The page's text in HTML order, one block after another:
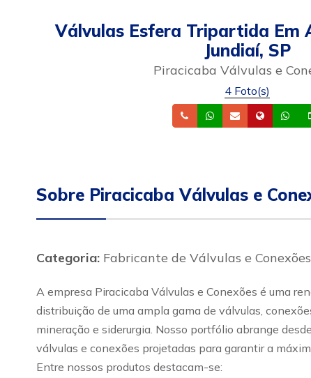
Válvulas Esfera Tripartida Em
Jundiaí, SP
Piracicaba Válvulas e
4 Foto(s)
TelefoneWhatsapp
Email Site
Sobre Piracicaba Válvulas e
Categoria: Fabricante de Válvulas e Conexões
A empresa Piracicaba Válvulas e Conexões é uma
distribuição de uma ampla gama de válvulas,
mineração e siderurgia. Nosso portfólio abrange
válvulas e conexões projetadas para garantir a
Entre nossos produtos destacam-se: